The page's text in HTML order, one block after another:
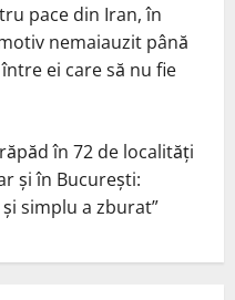
pace din Iran, în
nemaiauzit până
ei care să nu fie
în 72 de localități
și în București:
simplu a zburat”